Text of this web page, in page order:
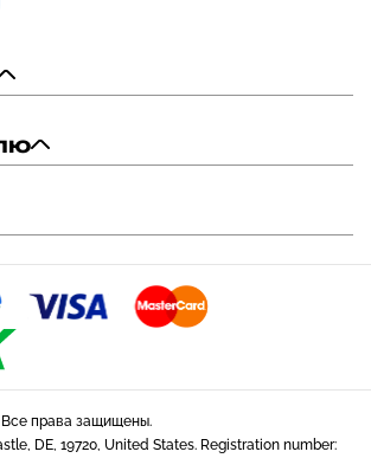
Все права защищены.
DE, 19720, United States. Registration number: